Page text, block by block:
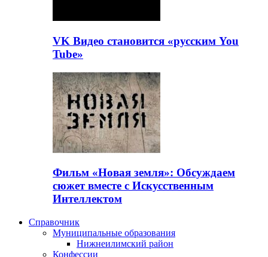
VK Видео становится «русским You
Tube»
Фильм «Новая земля»: Обсуждаем
сюжет вместе с Искусственным
Интеллектом
Справочник
Муниципальные образования
Нижнеилимский район
Конфессии